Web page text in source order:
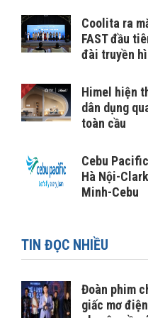
Coolita ra
FAST đầu
đài truyền
Himel hiện
dân dụng
toàn cầu
Cebu
Hà Nội-
Minh-Cebu
TIN ĐỌC NHIỀU
Đoàn phim
giấc mơ